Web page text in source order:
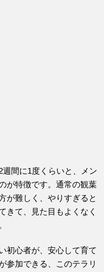
間に1度くらいと、メン
が特徴です。通常の観葉
が難しく、やりすぎると
きて、見た目もよくなく
初心者が、安心して育て
参加できる、このテラリ